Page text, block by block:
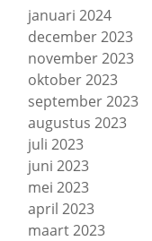
januari 2024
december 2023
november 2023
oktober 2023
september 2023
augustus 2023
juli 2023
juni 2023
mei 2023
april 2023
maart 2023